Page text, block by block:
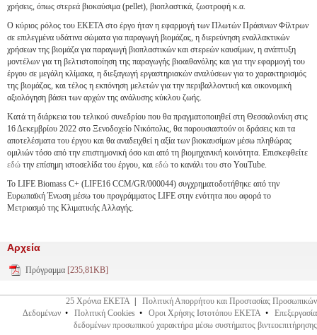
χρήσεις, όπως στερεά βιοκαύσιμα (pellet), βιοπλαστικά, ζωοτροφή κ.α.
Ο κύριος ρόλος του ΕΚΕΤΑ στο έργο ήταν η εφαρμογή των Πλωτών Πράσινων Φίλτρων
σε επιλεγμένα υδάτινα σώματα για παραγωγή βιομάζας, η διερεύνηση εναλλακτικών
χρήσεων της βιομάζα για παραγωγή βιοπλαστικών και στερεών καυσίμων, η ανάπτυξη
μοντέλων για τη βελτιστοποίηση της παραγωγής βιοαιθανόλης και για την εφαρμογή του
έργου σε μεγάλη κλίμακα, η διεξαγωγή εργαστηριακών αναλύσεων για το χαρακτηρισμός
της βιομάζας, και τέλος η εκπόνηση μελετών για την περιβαλλοντική και οικονομική
αξιολόγηση βάσει των αρχών της ανάλυσης κύκλου ζωής.
Κατά τη διάρκεια του τελικού συνεδρίου που θα πραγματοποιηθεί στη Θεσσαλονίκη στις
16 Δεκεμβρίου 2022 στο Ξενοδοχείο Νικόπολις, θα παρουσιαστούν οι δράσεις και τα
αποτελέσματα του έργου και θα αναδειχθεί η αξία των βιοκαυσίμων μέσω πληθώρας
ομιλιών τόσο από την επιστημονική όσο και από τη βιομηχανική κοινότητα. Επισκεφθείτε
εδώ την επίσημη ιστοσελίδα του έργου, και εδώ το κανάλι του στο YouTube.
Το LIFE Biomass C+ (LIFE16 CCM/GR/000044) συγχρηματοδοτήθηκε από την
Ευρωπαϊκή Ένωση μέσω του προγράμματος LIFE στην ενότητα που αφορά το
Μετριασμό της Κλιματικής Αλλαγής.
Αρχεία
Πρόγραμμα [235,81KB]
25 Χρόνια ΕΚΕΤΑ | Πολιτική Απορρήτου και Προστασίας Προσωπικών
Δεδομένων • Πολιτική Cookies • Οροι Χρήσης Ιστοτόπου ΕΚΕΤΑ • Επεξεργασία
δεδομένων προσωπικού χαρακτήρα μέσω συστήματος βιντεοεπιτήρησης